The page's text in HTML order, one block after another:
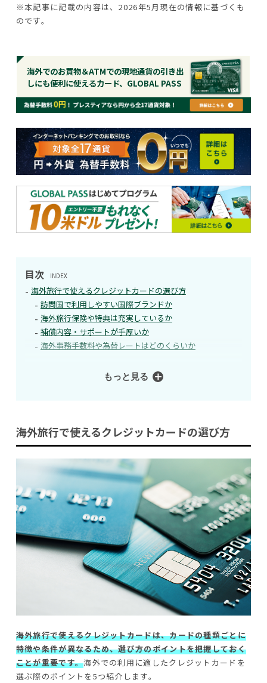
※本記事に記載の内容は、2026年5月現在の情報に基づくも
のです。
海外でのお買物＆ATMでの現地通貨の引き出
しにも便利に使えるカード、GLOBAL PASS
目次 INDEX
海外旅行で使えるクレジットカードの選び方
訪問国で利用しやすい国際ブランドか
海外旅行保険や特典は充実しているか
補償内容・サポートが手厚いか
海外事務手数料や為替レートはどのくらいか
もっと見る
海外旅行で使えるクレジットカードの選び方
海外旅行で使えるクレジットカードは、カードの種類ごとに
特徴や条件が異なるため、選び方のポイントを把握しておく
ことが重要です。海外での利用に適したクレジットカードを
選ぶ際のポイントを5つ紹介します。